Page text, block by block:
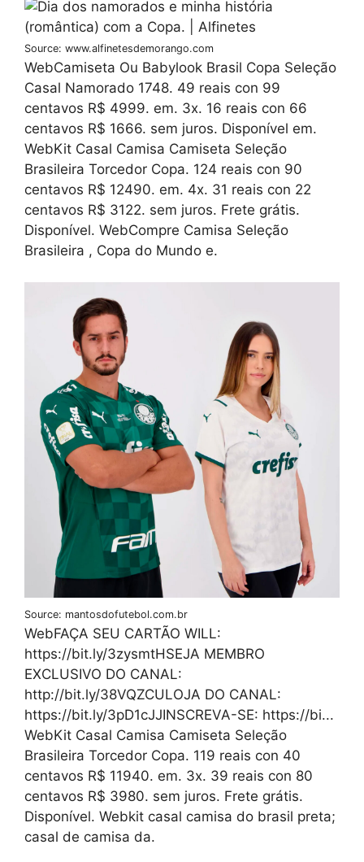
Source: www.alfinetesdemorango.com
WebCamiseta Ou Babylook Brasil Copa Seleção
Casal Namorado 1748. 49 reais con 99
centavos R$ 4999. em. 3x. 16 reais con 66
centavos R$ 1666. sem juros. Disponível em.
WebKit Casal Camisa Camiseta Seleção
Brasileira Torcedor Copa. 124 reais con 90
centavos R$ 12490. em. 4x. 31 reais con 22
centavos R$ 3122. sem juros. Frete grátis.
Disponível. WebCompre Camisa Seleção
Brasileira , Copa do Mundo e.
Source: mantosdofutebol.com.br
WebFAÇA SEU CARTÃO WILL:
https://bit.ly/3zysmtHSEJA MEMBRO
EXCLUSIVO DO CANAL:
http://bit.ly/38VQZCULOJA DO CANAL:
https://bit.ly/3pD1cJJINSCREVA-SE: https://bi...
WebKit Casal Camisa Camiseta Seleção
Brasileira Torcedor Copa. 119 reais con 40
centavos R$ 11940. em. 3x. 39 reais con 80
centavos R$ 3980. sem juros. Frete grátis.
Disponível. Webkit casal camisa do brasil preta;
casal de camisa da.